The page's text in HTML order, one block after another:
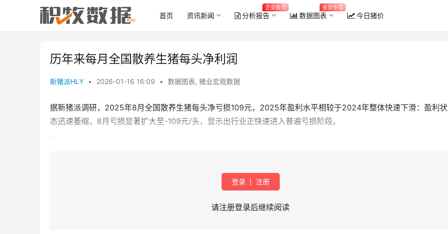
首页 资讯新闻 分析报告
企业会员
数据图表
会员专享
今日猪价
历年来每月全国散养生猪每头净利润
新猪派HLY • 2026-01-16 16:09 • 数据图表, 猪业宏观数据
据新猪派调研，2025年8月全国散养生猪每头净亏损109元，2025年盈利水平相较于2024年整体快速下滑：盈利状
态迅速萎缩，8月亏损显著扩大至-109元/头，显示出行业正快速进入普遍亏损阶段。
...
登录 注册
请注册登录后继续阅读